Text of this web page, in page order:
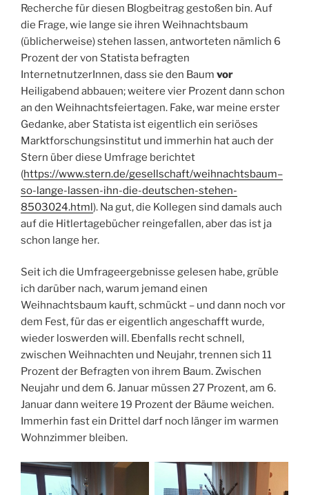
Recherche für diesen Blogbeitrag gestoßen bin. Auf
die Frage, wie lange sie ihren Weihnachtsbaum
(üblicherweise) stehen lassen, antworteten nämlich 6
Prozent der von Statista befragten
InternetnutzerInnen, dass sie den Baum vor
Heiligabend abbauen; weitere vier Prozent dann schon
an den Weihnachtsfeiertagen. Fake, war meine erster
Gedanke, aber Statista ist eigentlich ein seriöses
Marktforschungsinstitut und immerhin hat auch der
Stern über diese Umfrage berichtet
(https://www.stern.de/gesellschaft/weihnachtsbaum–
so-lange-lassen-ihn-die-deutschen-stehen-
8503024.html). Na gut, die Kollegen sind damals auch
auf die Hitlertagebücher reingefallen, aber das ist ja
schon lange her.
Seit ich die Umfrageergebnisse gelesen habe, grüble
ich darüber nach, warum jemand einen
Weihnachtsbaum kauft, schmückt – und dann noch vor
dem Fest, für das er eigentlich angeschafft wurde,
wieder loswerden will. Ebenfalls recht schnell,
zwischen Weihnachten und Neujahr, trennen sich 11
Prozent der Befragten von ihrem Baum. Zwischen
Neujahr und dem 6. Januar müssen 27 Prozent, am 6.
Januar dann weitere 19 Prozent der Bäume weichen.
Immerhin fast ein Drittel darf noch länger im warmen
Wohnzimmer bleiben.